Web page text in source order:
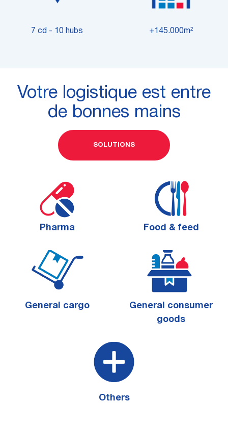
7 cd - 10 hubs +145.000m²
Votre logistique est entre
de bonnes mains
SOLUTIONS
Pharma Food & feed
General cargo
General consumer
goods
Others